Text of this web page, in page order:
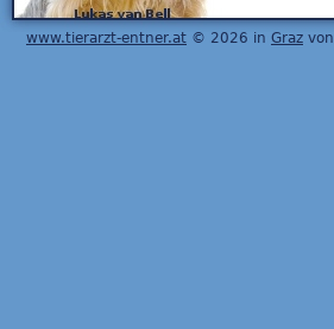
www.tierarzt-entner.at © 2026 in Graz von